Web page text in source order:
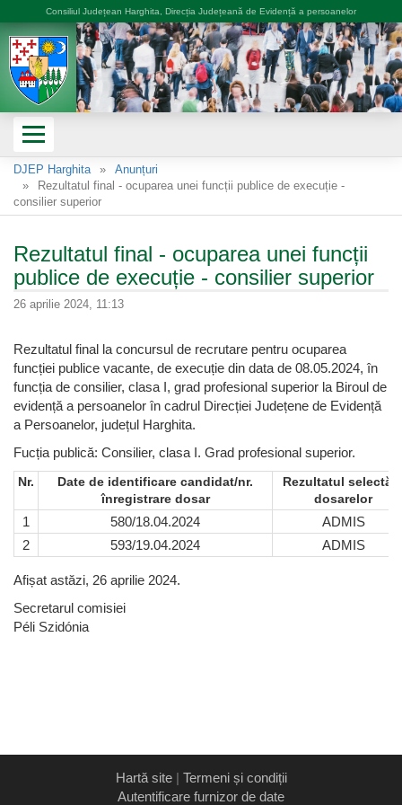
DJEP Harghita
Anunțuri
Rezultatul final - ocuparea unei funcții publice de execuție -
consilier superior
Rezultatul final - ocuparea unei funcții
publice de execuție - consilier superior
26 aprilie 2024, 11:13
Rezultatul final la concursul de recrutare pentru ocuparea
funcției publice vacante, de execuție din data de 08.05.2024, în
funcția de consilier, clasa I, grad profesional superior la Biroul de
evidență a persoanelor în cadrul Direcției Județene de Evidență
a Persoanelor, județul Harghita.
Fucția publică: Consilier, clasa I. Grad profesional superior.
Nr.
Date de identificare candidat/nr.
înregistrare dosar
Rezultatul
dosarelor
1 580/18.04.2024
ADMIS
2
593/19.04.2024 ADMIS
Afișat astăzi, 26 aprilie 2024.
Secretarul comisiei
Péli Szidónia
Consiliul Județean Harghita, Direcția Județeană de Evidență a persoanelor
Hartă site| Termeni și condiții
Autentificare furnizor de date